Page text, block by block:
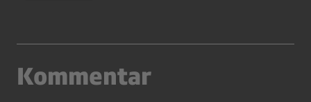
Kommentar